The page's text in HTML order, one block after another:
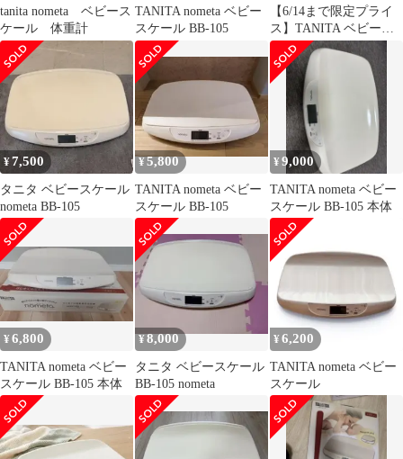
tanita nometa ベビース
ケール 体重計
TANITA nometa ベビー
スケール BB-105
【6/14まで限定プライ
ス】TANITA ベビース
ケール、 授乳クッショ
ン
¥7,500
タニタ ベビースケール
nometa BB-105
¥5,800
TANITA nometa ベビー
スケール BB-105
¥9,000
TANITA nometa ベビー
スケール BB-105 本体
¥6,800
TANITA nometa ベビー
スケール BB-105 本体
¥8,000
タニタ ベビースケール
BB-105 nometa
¥ 6,200
TANITA nometa ベビー
スケール